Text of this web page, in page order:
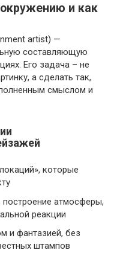
и как
artist) —
составляющую
Его задача – не
а сделать так,
смыслом и
которые
атмосферы,
реакции
и фантазией, без
штампов